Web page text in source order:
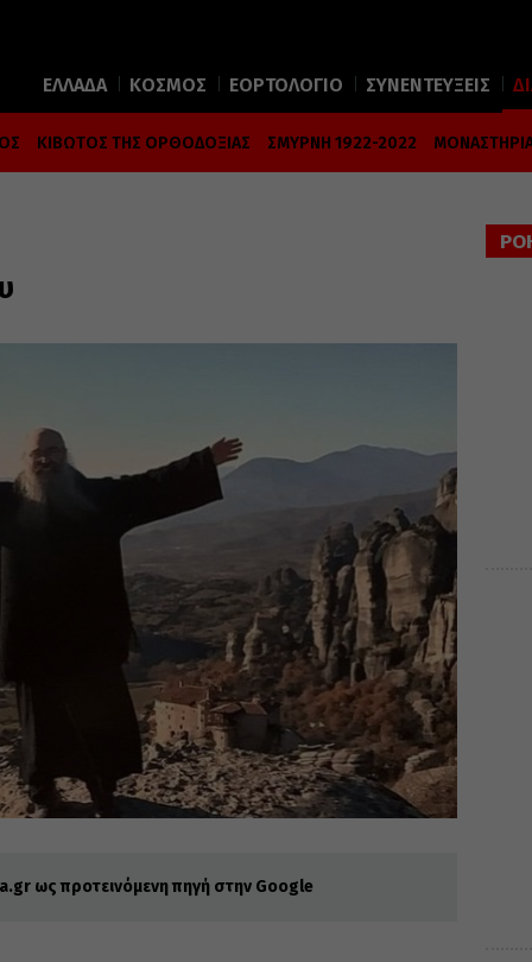
ΕΛΛΑΔΑ ΚΟΣΜΟΣ ΕΟΡΤΟΛΟΓΙΟ ΣΥΝΕΝΤΕΥΞΕΙΣ
ΚΙΒΩΤΟΣ ΤΗΣ ΟΡΘΟΔΟΞΙΑΣ ΣΜΥΡΝΗ 1922-2022
ως προτεινόμενη πηγή στην Google